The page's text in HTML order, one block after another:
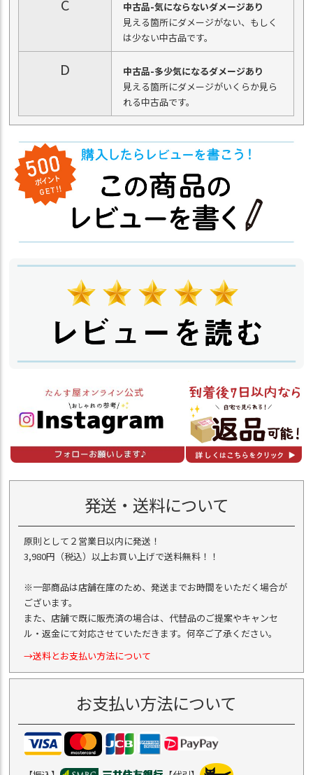
C
中古品-気にならないダメージあり
見える箇所にダメージがない、もしく
は少ない中古品です。
D
中古品-多少気になるダメージあり
見える箇所にダメージがいくらか見ら
れる中古品です。
発送・送料について
原則として２営業日以内に発送！
3,980円（税込）以上お買い上げで送料無料！！
※一部商品は店舗在庫のため、発送までお時間をいただく場合が
ございます。
また、店舗で既に販売済の場合は、代替品のご提案やキャンセ
ル・返金にて対応させていただきます。何卒ご了承ください。
→送料とお支払い方法について
お支払い方法について